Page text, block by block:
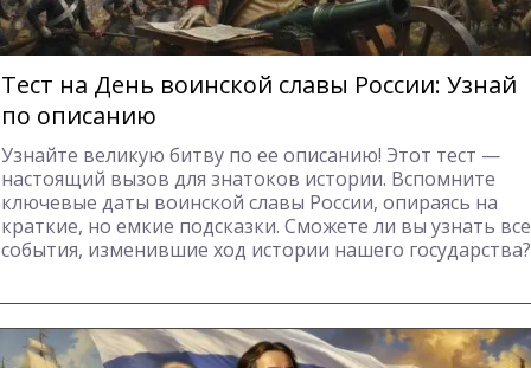
Тест на День воинской славы России: Узнай
по описанию
Узнайте великую битву по ее описанию! Этот тест —
настоящий вызов для знатоков истории. Вспомните
ключевые даты воинской славы России, опираясь на
краткие, но емкие подсказки. Сможете ли вы узнать все
события, изменившие ход истории нашего государства?